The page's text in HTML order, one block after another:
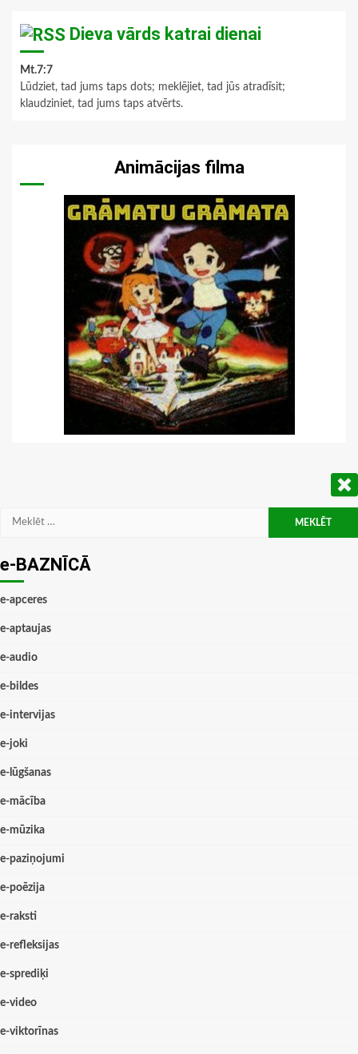
Dieva vārds katrai dienai
Mt.7:7
Lūdziet, tad jums taps dots; meklējiet, tad jūs atradīsit;
klaudziniet, tad jums taps atvērts.
Animācijas filma
Meklēt:
e-BAZNĪCĀ
e-apceres
e-aptaujas
e-audio
e-bildes
e-intervijas
e-joki
e-lūgšanas
e-mācība
e-mūzika
e-paziņojumi
e-poēzija
e-raksti
e-refleksijas
e-sprediķi
e-video
e-viktorīnas